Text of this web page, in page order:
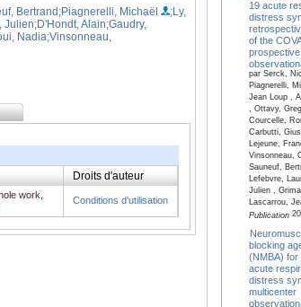
Bertrand;Piagnerelli, Michaël
;Ly,
Julien;D'Hondt, Alain;Gaudry,
Nadia;Vinsonneau,
Droits d'auteur
work,
Conditions d'utilisation
19 acute
distress
of the
par Serck,
Piagnerelli,
Jean Loup ,
, Ottavy,
Courcelle,
Carbutti,
Lejeune,
Vinsonneau,
Sauneuf,
Lefebvre,
Julien ,
Lascarrou,
Publication
blocking
(NMBA) for
acute
distress
multicenter